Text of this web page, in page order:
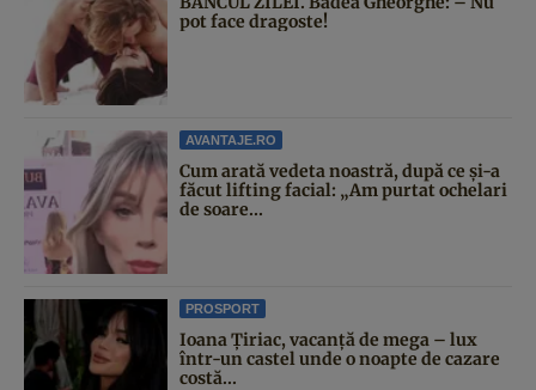
pot face dragoste!
AVANTAJE.RO
Cum arată vedeta noastră, după ce și-a
făcut lifting facial: „Am purtat ochelari
de soare...
PROSPORT
Ioana Țiriac, vacanță de mega – lux
într-un castel unde o noapte de cazare
costă...